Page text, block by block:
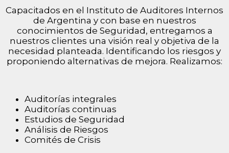
Capacitados en el Instituto de Auditores Internos
de Argentina y con base en nuestros
conocimientos de Seguridad, entregamos a
nuestros clientes una visión real y objetiva de la
necesidad planteada. Identificando los riesgos y
proponiendo alternativas de mejora. Realizamos:
Auditorías integrales
Auditorías continuas
Estudios de Seguridad
Análisis de Riesgos
Comités de Crisis